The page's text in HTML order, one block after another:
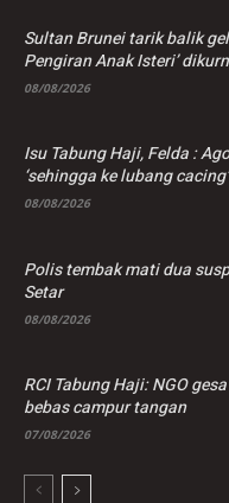
Sultan Brunei tarik balik
Pengiran Anak Isteri’
08/08/2026
Isu Tabung Haji, Felda :
‘sehingga ke lubang cacing’
08/08/2026
Polis tembak mati dua
Setar
08/08/2026
RCI Tabung Haji: NGO
bebas campur tangan
07/08/2026